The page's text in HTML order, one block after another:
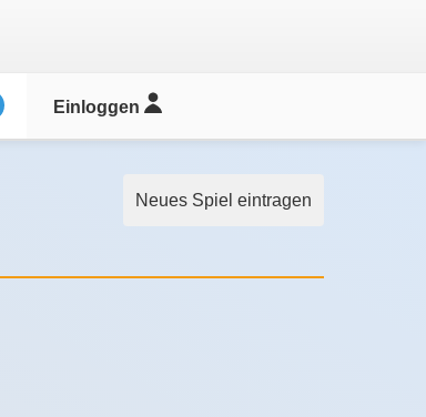
Einloggen
Neues Spiel eintragen